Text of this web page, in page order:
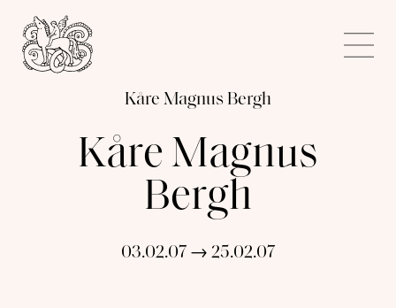
Kunstnerforbundet
Kåre Magnus Bergh
Kåre Magnus
Bergh
03.02.07 → 25.02.07